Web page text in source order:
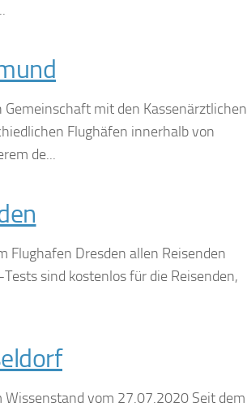
mit den Kassenärztlichen
Flughäfen innerhalb von
de...
Flughafen Dresden allen Reisenden
sind kostenlos für die Reisenden,
vom 27.07.2020 Seit dem